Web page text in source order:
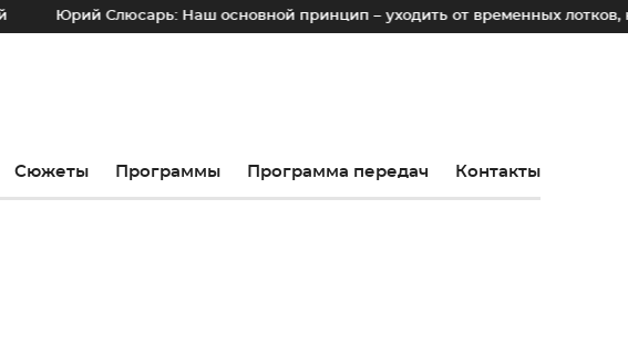
Юрий Слюсарь: Наш основной принцип – уходить от временных лотков,
Сюжеты Программы Программа передач Контакты